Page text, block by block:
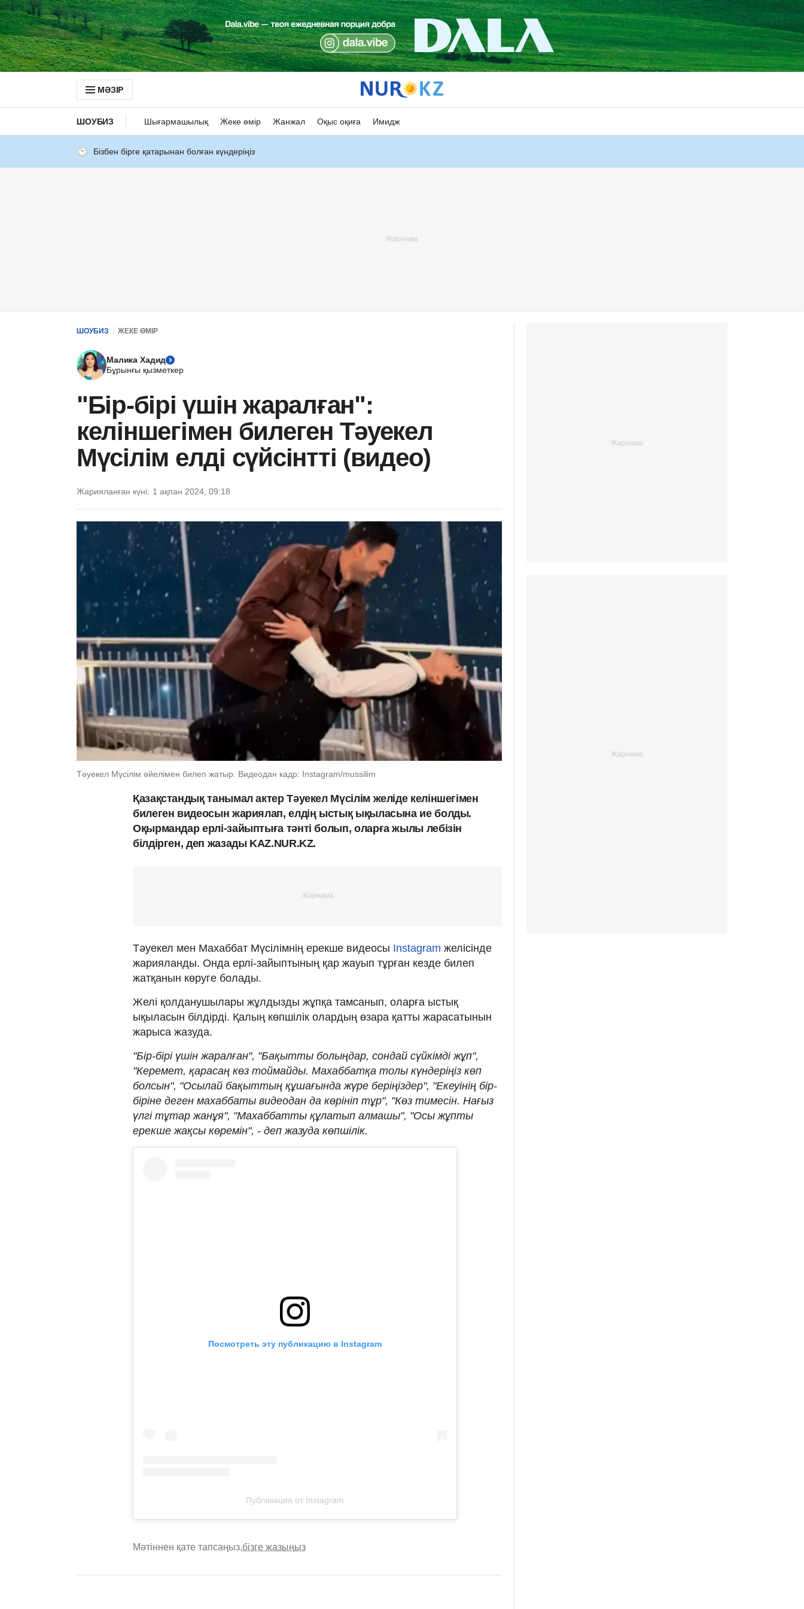
МӘЗІР
ШОУБИЗ Шығармашылық Жеке өмір Жанжал Оқыс оқиға Имидж
Бізбен бірге қатарынан болған күндеріңіз
ШОУБИЗ ЖЕКЕ ӨМІР
Малика Хадид
Бұрынғы қызметкер
"Бір-бірі үшін жаралған":
келіншегімен билеген Тәуекел
Мүсілім елді сүйсінтті (видео)
Жарияланған күні: 1 ақпан 2024, 09:18
Тәуекел Мүсілім әйелімен билеп жатыр. Видеодан кадр: Instagram/mussilim
Қазақстандық танымал актер Тәуекел Мүсілім желіде келіншегімен
билеген видеосын жариялап, елдің ыстық ықыласына ие болды.
Оқырмандар ерлі-зайыптыға тәнті болып, оларға жылы лебізін
білдірген, деп жазады KAZ.NUR.KZ.
Тәуекел мен Махаббат Мүсілімнің ерекше видеосы Instagram желісінде
жарияланды. Онда ерлі-зайыптының қар жауып тұрған кезде билеп
жатқанын көруге болады.
Желі қолданушылары жұлдызды жұпқа тамсанып, оларға ыстық
ықыласын білдірді. Қалың көпшілік олардың өзара қатты жарасатынын
жарыса жазуда.
"Бір-бірі үшін жаралған", "Бақытты болыңдар, сондай сүйкімді жұп",
"Керемет, қарасаң көз тоймайды. Махаббатқа толы күндеріңіз көп
болсын", "Осылай бақыттың құшағында жүре беріңіздер", "Екеуінің бір-
біріне деген махаббаты видеодан да көрініп тұр", "Көз тимесін. Нағыз
үлгі тұтар жанұя", "Махаббатты құлатып алмашы", "Осы жұпты
ерекше жақсы көремін", - деп жазуда көпшілік.
Посмотреть эту публикацию в Instagram
Публикация от Instagram
Мәтіннен қате тапсаңыз,бізге жазыңыз